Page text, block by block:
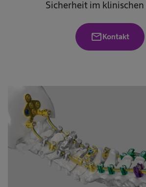
Sicherheit im
mailKontakt